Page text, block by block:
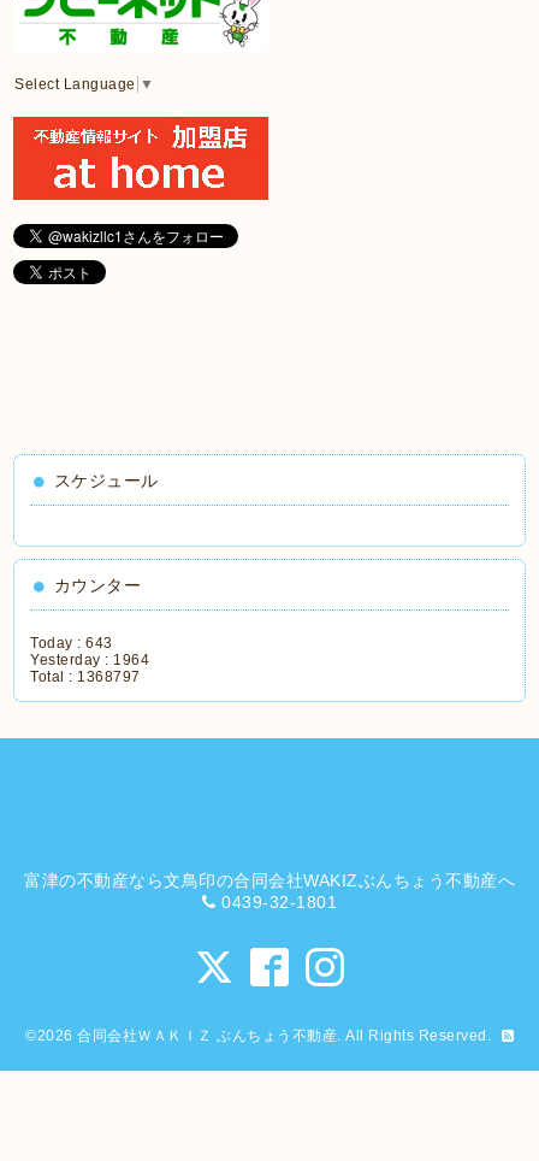
Select Language ▼
スケジュール
カウンター
Today :643
Yesterday : 1964
Total : 1368797
富津の不動産なら文鳥印の合同会社WAKIZぶんちょう不動産へ
0439-32-1801
©2026 合同会社ＷＡＫＩＺ ぶんちょう不動産. All Rights Reserved.